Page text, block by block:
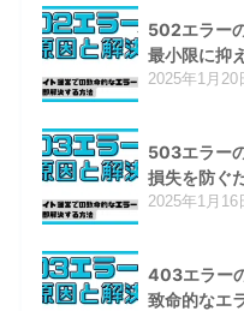
502エラー
最小限に抑
2025年1月20
503エラー
損失を防ぐ
2025年1月16
403エラー
致命的なエ